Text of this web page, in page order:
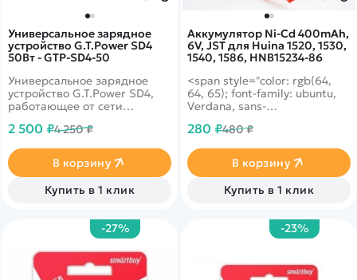
Универсальное зарядное
устройство G.T.Power SD4
50Вт - GTP-SD4-50
Универсальное зарядное
устройство G.T.Power SD4,
работающее от сети
и предназначенное для
LiPo/LiFe/LiHV
аккумуляторов.
2 500 ₽4 250 ₽
В корзину
Купить в 1 клик
Аккумулятор Ni-Cd 400mAh,
6V, JST для Huina 1520, 1530,
1540, 1586, HNB15234-86
<span style="color: rgb(64,
64, 65); font-family: ubuntu,
Verdana, sans-
Cd 400mAh 6.0V для
бульдозера Huina HN1520,
радиоуправляемого
экскаватора Huina HN1530,
радиоуправляемого
радиоуправляемого
280 ₽480 ₽
В корзину
Купить в 1 клик
-27% -23%